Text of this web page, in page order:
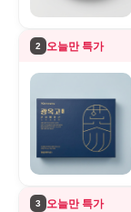
2 오늘만 특가
3 오늘만 특가